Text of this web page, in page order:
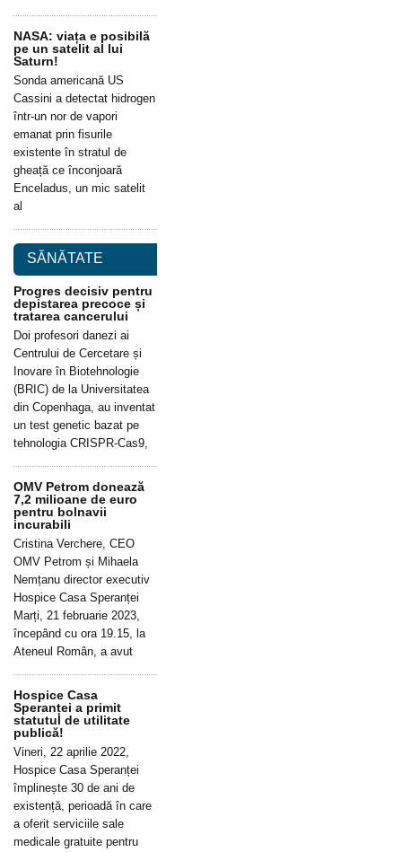
NASA: viața e posibilă
pe un satelit al lui
Saturn!
Sonda americană US
Cassini a detectat hidrogen
într-un nor de vapori
emanat prin fisurile
existente în stratul de
gheață ce înconjoară
Enceladus, un mic satelit
al
SĂNĂTATE
Progres decisiv pentru
depistarea precoce și
tratarea cancerului
Doi profesori danezi ai
Centrului de Cercetare și
Inovare în Biotehnologie
(BRIC) de la Universitatea
din Copenhaga, au inventat
un test genetic bazat pe
tehnologia CRISPR-Cas9,
OMV Petrom donează
7,2 milioane de euro
pentru bolnavii
incurabili
Cristina Verchere, CEO
OMV Petrom și Mihaela
Nemțanu director executiv
Hospice Casa Speranței
Marți, 21 februarie 2023,
începând cu ora 19.15, la
Ateneul Român, a avut
Hospice Casa
Speranței a primit
statutul de utilitate
publică!
Vineri, 22 aprilie 2022,
Hospice Casa Speranței
împlinește 30 de ani de
existență, perioadă în care
a oferit serviciile sale
medicale gratuite pentru